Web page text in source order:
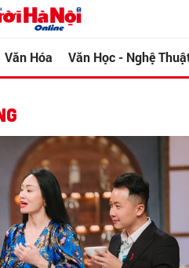
Văn Hóa Văn Học - Nghệ